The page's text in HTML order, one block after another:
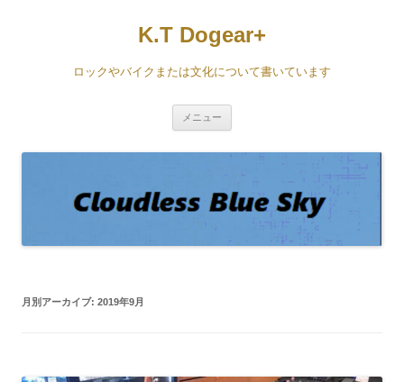
K.T Dogear+
ロックやバイクまたは文化について書いています
メニュー
月別アーカイブ: 2019年9月